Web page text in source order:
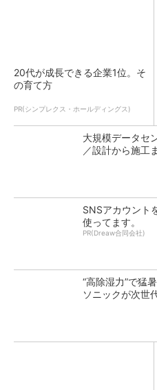
20代が成長できる企業1位。そ
の育て方
PR(シンプレクス・ホールディングス)
大規模データセ
／設計から施工
SNSアカウント
使ってます。
PR(Dreaw合同会社)
“高除湿力”で猛
ソニックが次世